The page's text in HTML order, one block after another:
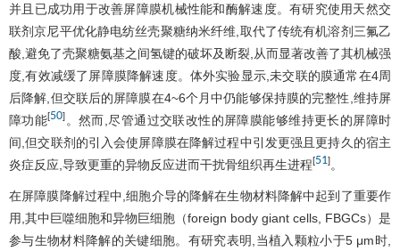
并且已成功用于改善屏障膜机械性能和酶解速度。有研究使用天然交
联剂京尼平优化静电纺丝壳聚糖纳米纤维,取代了传统有机溶剂三氟乙
酸,避免了壳聚糖氨基之间氢键的破坏及断裂,从而显著改善了其机械强
度,有效减缓了屏障膜降解速度。体外实验显示,未交联的膜通常在4周
后降解,但交联后的屏障膜在4~6个月中仍能够保持膜的完整性,维持屏
障功能[50] 。然而,尽管通过交联改性的屏障膜能够维持更长的屏障时
间,但交联剂的引入会使屏障膜在降解过程中引发更强且更持久的宿主
炎症反应,导致更重的异物反应进而干扰骨组织再生进程[51] 。
在屏障膜降解过程中,细胞介导的降解在生物材料降解中起到了重要作
用,其中巨噬细胞和异物巨细胞（foreign body giant cells, FBGCs）是
参与生物材料降解的关键细胞。有研究表明,当植入颗粒小于5 μm时,